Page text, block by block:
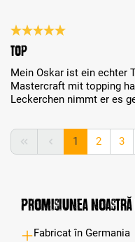
Review with rating of 5 out
Top
Mein Oskar ist ein echter
Mastercraft mit topping
Leckerchen nimmt er es
Page
1 Page
2 Page
3
Promisiunea
Fabricat în Germania